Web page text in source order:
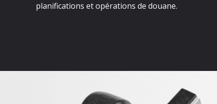
planifications et opérations de douane.